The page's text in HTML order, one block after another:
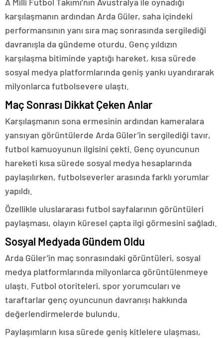
karşılaşmanın ardından Arda Güler, saha içindeki
performansının yanı sıra maç sonrasında sergilediği
davranışla da gündeme oturdu. Genç yıldızın
karşılaşma bitiminde yaptığı hareket, kısa sürede
sosyal medya platformlarında geniş yankı uyandırarak
milyonlarca futbolsevere ulaştı.
Maç Sonrası Dikkat Çeken Anlar
Karşılaşmanın sona ermesinin ardından kameralara
yansıyan görüntülerde Arda Güler’in sergilediği tavır,
futbol kamuoyunun ilgisini çekti. Genç oyuncunun
hareketi kısa sürede sosyal medya hesaplarında
paylaşılırken, futbolseverler arasında farklı yorumlar
yapıldı.
Özellikle uluslararası futbol sayfalarının görüntüleri
paylaşması, olayın küresel çapta ilgi görmesini sağladı.
Sosyal Medyada Gündem Oldu
Arda Güler’in maç sonrasındaki görüntüleri, sosyal
medya platformlarında milyonlarca görüntülenmeye
ulaştı. Futbol otoriteleri, spor yorumcuları ve
taraftarlar genç oyuncunun davranışı hakkında
değerlendirmelerde bulundu.
Paylaşımların kısa sürede geniş kitlelere ulaşması,